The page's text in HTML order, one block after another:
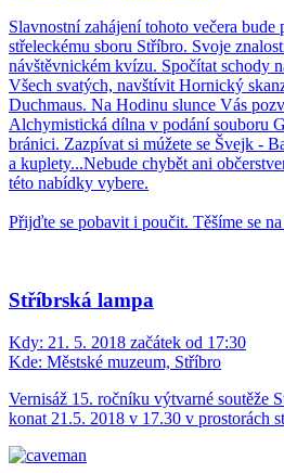
Slavnostní zahájení tohoto večera
střeleckému sboru Stříbro. Svoje
návštěvnickém kvízu. Spočítat schody
Všech svatých, navštívit Hornický
Duchmaus. Na Hodinu slunce Vás
Alchymistická dílna v podání souboru
bránici. Zazpívat si múžete se Švejk -
a kuplety...Nebude chybět ani
této nabídky vybere.
Přijďte se pobavit i poučit. Těšíme se
Stříbrská lampa
Kdy: 21. 5. 2018 začátek od 17:30
Kde: Městské muzeum, Stříbro
Vernisáž 15. ročníku výtvarné soutěže
konat 21.5. 2018 v 17.30 v prostorách